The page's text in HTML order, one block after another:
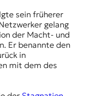
sein früherer
gelang
der Macht- und
Er benannte den
in
mit dem des